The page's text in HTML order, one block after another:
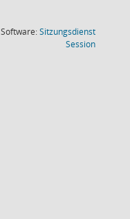
Software:Sitzungsdienst
Session(Wird in